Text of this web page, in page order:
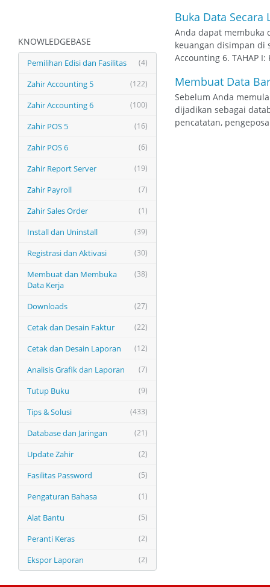
KNOWLEDGEBASE
(4)
Pemilihan Edisi dan Fasilitas
(122)
Zahir Accounting 5
(100)
Zahir Accounting 6
(16)
Zahir POS 5
(6)
Zahir POS 6
(19)
Zahir Report Server
(7)
Zahir Payroll
(1)
Zahir Sales Order
(39)
Install dan Uninstall
(30)
Registrasi dan Aktivasi
(38)
Membuat dan Membuka
Data Kerja
(27)
Downloads
(22)
Cetak dan Desain Faktur
(12)
Cetak dan Desain Laporan
(7)
Analisis Grafik dan Laporan
(9)
Tutup Buku
(433)
Tips & Solusi
(21)
Database dan Jaringan
(2)
Update Zahir
(5)
Fasilitas Password
(1)
Pengaturan Bahasa
(5)
Alat Bantu
(2)
Peranti Keras
(2)
Ekspor Laporan
Buka Data Secara
Anda dapat membuka
keuangan disimpan di
Accounting 6. TAHAP I:
Membuat Data
Sebelum Anda
dijadikan sebagai
pencatatan,